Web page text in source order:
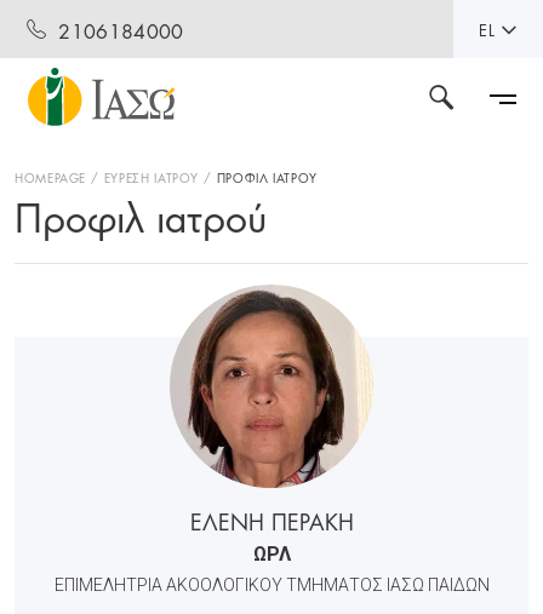
2106184000 EL
HOMEPAGE ΕΥΡΕΣΗ ΙΑΤΡΟΥ ΠΡΟΦΙΛ ΙΑΤΡΟΥ
Προφιλ ιατρού
ΕΛΕΝΗ ΠΕΡΑΚΗ
ΩΡΛ
ΕΠΙΜΕΛΗΤΡΙΑ ΑΚΟΟΛΟΓΙΚΟΥ ΤΜΗΜΑΤΟΣ ΙΑΣΩ ΠΑΙΔΩΝ